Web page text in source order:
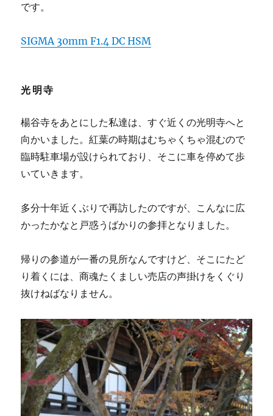
です。
SIGMA 30mm F1.4 DC HSM
光明寺
楊谷寺をあとにした私達は、すぐ近くの光明寺へと
向かいました。紅葉の時期はむちゃくちゃ混むので
臨時駐車場が設けられており、そこに車を停めて歩
いていきます。
多分十年近くぶりで再訪したのですが、こんなに広
かったかなと戸惑うばかりの参拝となりました。
帰りの参道が一番の見所なんですけど、そこにたど
り着くには、商魂たくましい売店の声掛けをくぐり
抜けねばなりません。